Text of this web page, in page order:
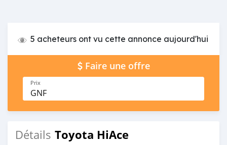
5 acheteurs ont vu cette annonce aujourd'hui
Faire une offre
Prix
GNF
Détails Toyota HiAce